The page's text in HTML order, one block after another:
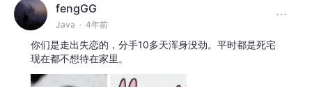
fengGG
Java · 4年前
你们是走出失恋的，分手10多天浑身没劲。平时都是死宅
现在都不想待在家里。